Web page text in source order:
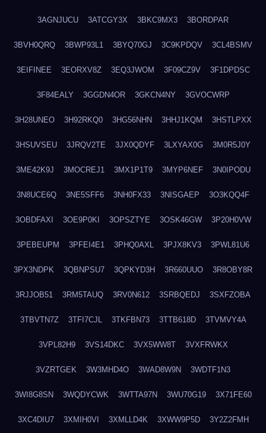
3AGNJUCU 3ATCGY3X 3BKC9MX3 3BORDPAR
3BVH0QRQ 3BWP93L1 3BYQ70GJ 3C9KPDQV 3CL4BSMV
3EIFINEE 3EORXV8Z 3EQ3JWOM 3F09CZ9V 3F1DPDSC
3F84EALY 3GGDN4OR 3GKCN4NY 3GVOCWRP
3H28UNEO 3H92RKQ0 3HG56NHN 3HHJ1KQM 3HSTLPXX
3HSUVSEU 3JRQV2TE 3JX0QDYF 3LXYAX0G 3M0R5J0Y
3ME42K9J 3MOCREJ1 3MX1P1T9 3MYP6NEF 3N0IPODU
3N8UCE6Q 3NE5SFF6 3NH0FX33 3NISGAEP 3O3KQQ4F
3OBDFAXI 3OE9P0KI 3OPSZTYE 3OSK46GW 3P20H0VW
3PEBEUPM 3PFEI4E1 3PHQ0AXL 3PJX8KV3 3PWL81U6
3PX3NDPK 3QBNPSU7 3QPKYD3H 3R660UUO 3R8OBY8R
3RJJOB51 3RM5TAUQ 3RV0N612 3SRBQEDJ 3SXFZOBA
3TBVTN7Z 3TFI7CJL 3TKFBN73 3TTB618D 3TVMVY4A
3VPL82H9 3VS14DKC 3VX5WW8T 3VXFRWKX
3VZRTGEK 3W3MHD4O 3WAD8W9N 3WDTF1N3
3WI8G8SN 3WQDYCWK 3WTTA97N 3WU70G19 3X71FE60
3XC4DIU7 3XMIH0VI 3XMLLD4K 3XWW9P5D 3Y2Z2FMH